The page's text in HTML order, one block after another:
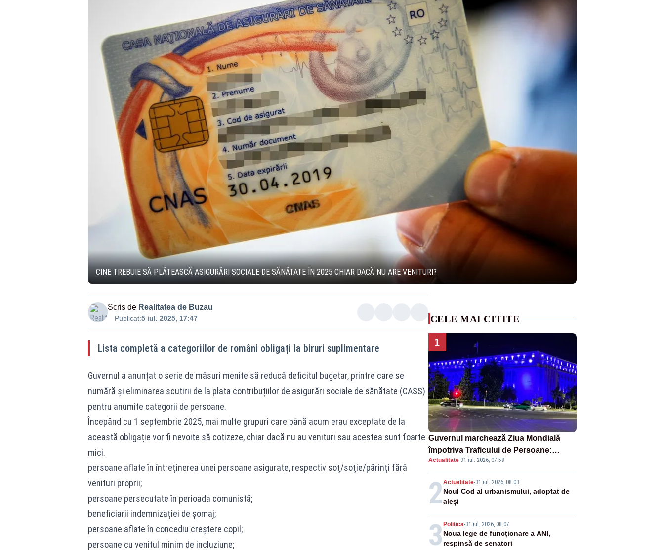
CINE TREBUIE SĂ PLĂTEASCĂ ASIGURĂRI SOCIALE DE SĂNĂTATE ÎN 2025 CHIAR DACĂ NU ARE VENITURI?
Scris de Realitatea de Buzau
Publicat:5 iul. 2025, 17:47
Lista completă a categoriilor de români obligați la biruri suplimentare
Guvernul a anunțat o serie de măsuri menite să reducă deficitul bugetar, printre care se
numără și eliminarea scutirii de la plata contribuțiilor de asigurări sociale de sănătate (CASS)
pentru anumite categorii de persoane.
Începând cu 1 septembrie 2025, mai multe grupuri care până acum erau exceptate de la
această obligație vor fi nevoite să cotizeze, chiar dacă nu au venituri sau acestea sunt foarte
mici.
persoane aflate în întreţinerea unei persoane asigurate, respectiv soţ/soţie/părinţi fără
venituri proprii;
persoane persecutate în perioada comunistă;
beneficiarii indemnizaţiei de şomaj;
persoane aflate în concediu creştere copil;
persoane cu venitul minim de incluziune;
CELE MAI CITITE
1
Guvernul marchează Ziua Mondială
împotriva Traficului de Persoane:
Palatul Victoria, iluminat în albastru
Actualitate·31 iul. 2026, 07:58
2Actualitate-31 iul. 2026, 08:03
Noul Cod al urbanismului, adoptat de
aleși
3 Politica-31 iul. 2026, 08:07
Noua lege de funcționare a ANI,
respinsă de senatori